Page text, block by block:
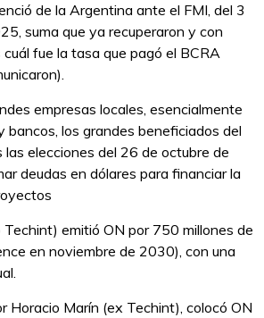
de la Argentina ante el FMI, del 3
suma que ya recuperaron y con
fue la tasa que pagó el BCRA
empresas locales, esencialmente
bancos, los grandes beneficiados del
elecciones del 26 de octubre de
deudas en dólares para financiar la
emitió ON por 750 millones de
en noviembre de 2030), con una
Horacio Marín (ex Techint), colocó ON